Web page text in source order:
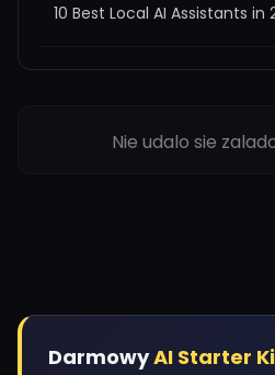
10 Best Local AI Assistants
Nie udalo sie
DarmowyAI Starter